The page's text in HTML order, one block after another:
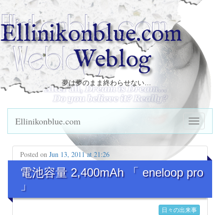
Ellinikonblue.com
Weblog
夢は夢のまま終わらせない…
Ellinikonblue.com
Posted on Jun 13, 2011 at 21:26
電池容量 2,400mAh 「 eneloop pro
」
日々の出来事